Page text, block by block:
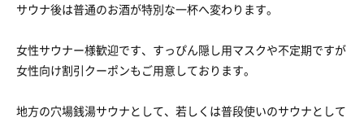
サウナ後は普通のお酒が特別な一杯へ変わります。
女性サウナー様歓迎です、すっぴん隠し用マスクや不定期ですが
女性向け割引クーポンもご用意しております。
地方の穴場銭湯サウナとして、若しくは普段使いのサウナとして